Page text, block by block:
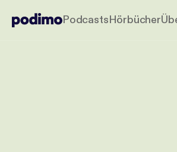
PodcastsHörbücher